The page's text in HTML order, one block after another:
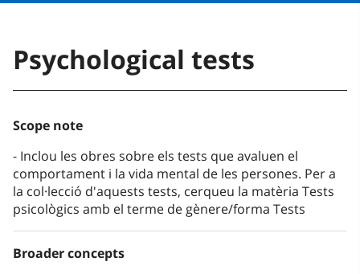
Psychological tests
Scope note
Inclou les obres sobre els tests que avaluen el
comportament i la vida mental de les persones. Per a
la col·lecció d'aquests tests, cerqueu la matèria Tests
psicològics amb el terme de gènere/forma Tests
Broader concepts